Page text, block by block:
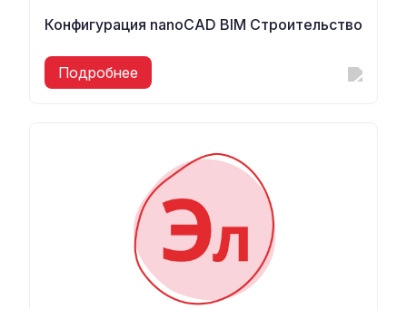
Конфигурация nanoCAD BIM Строительство
Подробнее